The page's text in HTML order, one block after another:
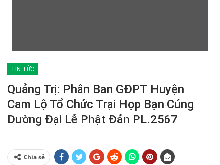
TIN TỨC
Quảng Trị: Phân Ban GĐPT Huyện
Cam Lộ Tổ Chức Trại Họp Bạn Cúng
Dường Đại Lễ Phật Đản PL.2567
Chia sẻ